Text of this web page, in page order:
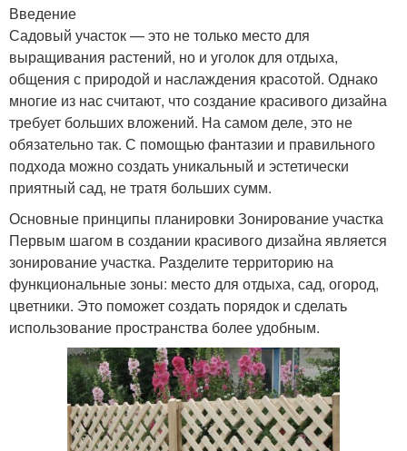
Введение
Садовый участок — это не только место для
выращивания растений, но и уголок для отдыха,
общения с природой и наслаждения красотой. Однако
многие из нас считают, что создание красивого дизайна
требует больших вложений. На самом деле, это не
обязательно так. С помощью фантазии и правильного
подхода можно создать уникальный и эстетически
приятный сад, не тратя больших сумм.
Основные принципы планировки Зонирование участка
Первым шагом в создании красивого дизайна является
зонирование участка. Разделите территорию на
функциональные зоны: место для отдыха, сад, огород,
цветники. Это поможет создать порядок и сделать
использование пространства более удобным.